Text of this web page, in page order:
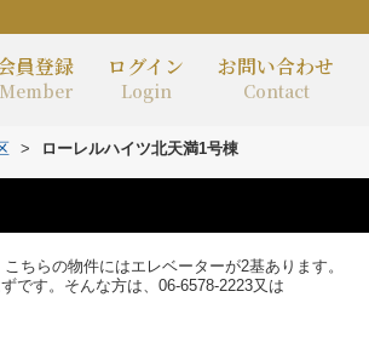
員登録
Member
ログイン
Login
お問い合わせ
Contact
> ローレルハイツ北天満1号棟
ちらの物件にはエレベーターが2基あります。
です。そんな方は、06-6578-2223又は